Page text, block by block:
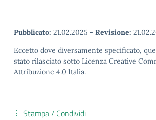
Pubblicato: 21.02.2025 - Revisione:
Eccetto dove diversamente specificato,
stato rilasciato sotto Licenza Creative
Attribuzione 4.0 Italia.
Stampa / Condividi